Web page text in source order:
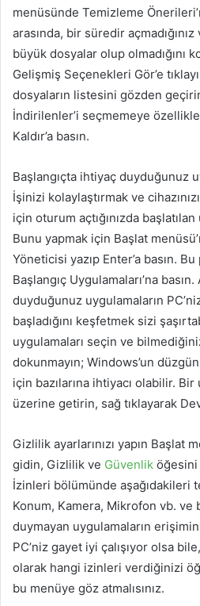
menüsünde Temizleme
arasında, bir süredir
büyük dosyalar olup olmadığını
Gelişmiş Seçenekleri Gör’e
dosyaların listesini gözden
İndirilenler’i seçmemeye
Kaldır’a basın.
Başlangıçta ihtiyaç duyduğunuz
İşinizi kolaylaştırmak ve
için oturum açtığınızda başlatılan
Bunu yapmak için Başlat
Yöneticisi yazıp Enter’a basın.
Başlangıç Uygulamaları’na
duyduğunuz uygulamaların
başladığını keşfetmek sizi
uygulamaları seçin ve
dokunmayın; Windows’un
için bazılarına ihtiyacı olabilir.
üzerine getirin, sağ tıklayarak
Gizlilik ayarlarınızı yapın Başlat
gidin, Gizlilik ve Güvenlik öğesini
İzinleri bölümünde aşağıdakileri
Konum, Kamera, Mikrofon vb.
duymayan uygulamaların erişimini
PC’niz gayet iyi çalışıyor olsa
olarak hangi izinleri verdiğinizi
bu menüye göz atmalısınız.